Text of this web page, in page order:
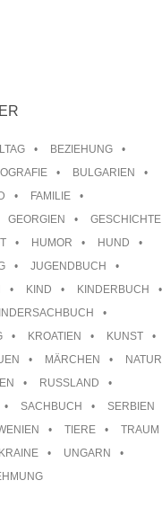
BEZIEHUNG
BULGARIEN
FAMILIE
GEORGIEN
GESCHICHTE
HUMOR
HUND
JUGENDBUCH
KIND
KINDERBUCH
KROATIEN
KUNST
MÄRCHEN
NATUR
RUSSLAND
SACHBUCH
SERBIEN
TIERE
TRAUM
UNGARN